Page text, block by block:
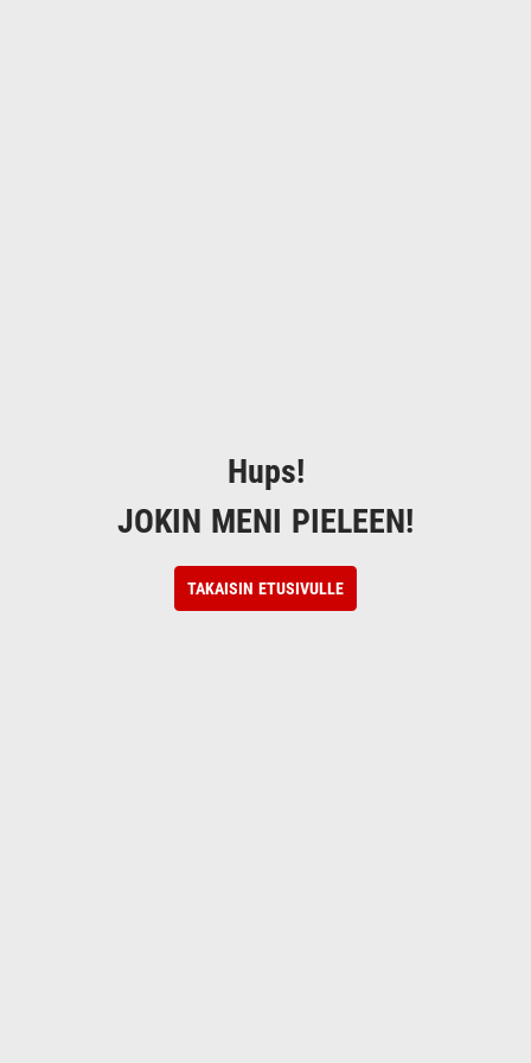
Hups!
JOKIN MENI PIELEEN!
TAKAISIN ETUSIVULLE